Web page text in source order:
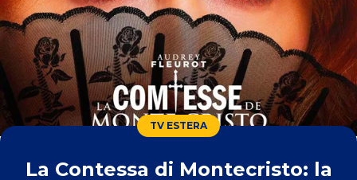
TV ESTERA
La Contessa di Montecristo: la